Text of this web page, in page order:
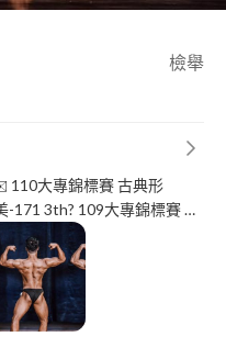
檢舉
110大專錦標賽 古典形
171 3th? 109大專錦標賽 古
171 4th?️ 《孤家門》孤兒戰